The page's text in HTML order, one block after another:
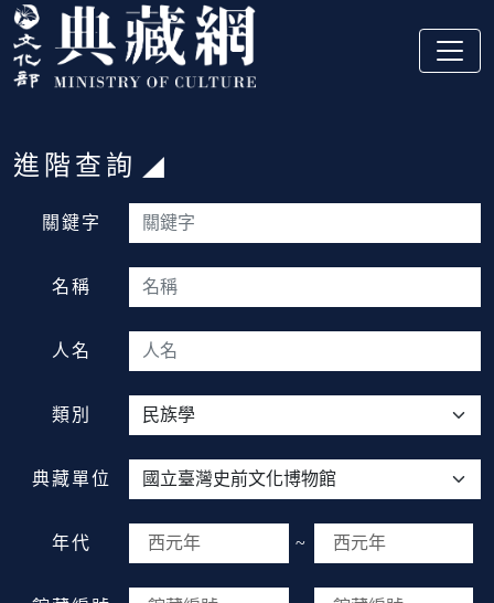
跳到主要內容
:::
:::
進階查詢
關鍵字
名稱
人名
類別
典藏單位
年代 ~